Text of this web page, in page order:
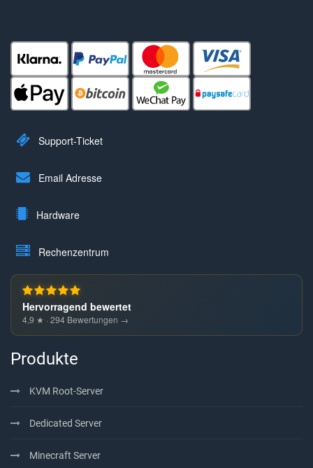
Support-Ticket
Email Adresse
Hardware
Rechenzentrum
Hervorragend bewertet
4,9 ★ · 294 Bewertungen →
Produkte
KVM Root-Server
Dedicated Server
Minecraft Server